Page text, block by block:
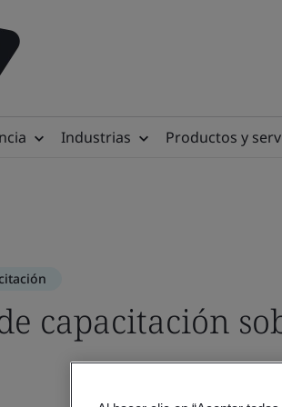
Industrias Productos y
capacitación